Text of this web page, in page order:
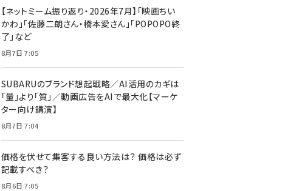
【ネットミーム振り返り・2026年7月】「映画ちい
かわ」「佐藤二朗さん・橋本愛さん」「POPOPO終
了」など
8月7日 7:05
SUBARUのブランド想起戦略／AI活用のカギは
「量」より「質」／動画広告をAIで最大化【マーケ
ター向け講演】
8月7日 7:04
価格を伏せて集客する良い方法は？ 価格は必ず
記載すべき？
8月6日 7:05